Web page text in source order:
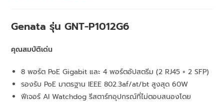
Genata รุ่น GNT-P1012G6
คุณสมบัติเด่น
8 พอร์ต PoE Gigabit และ 4 พอร์ตอัปสตรีม (2 RJ45 + 2 SFP)
รองรับ PoE มาตรฐาน IEEE 802.3af/at/bt สูงสุด 60W
ฟีเจอร์ AI Watchdog รีสตาร์ทอุปกรณ์ที่ไม่ตอบสนองโดย